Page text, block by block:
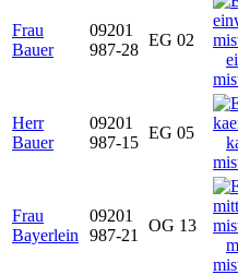
Frau
Bauer
09201
987-28
EG 02
Herr
Bauer
09201
987-15
EG 05
Frau
Bayerlein
09201
987-21
OG 13